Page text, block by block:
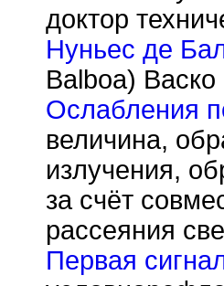
доктор
Нуньес де
Balboa) Васко
Ослабления
величина,
излучения,
за счёт
рассеяния
Первая